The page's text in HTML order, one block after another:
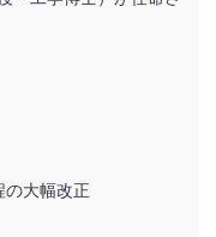
の大幅改正